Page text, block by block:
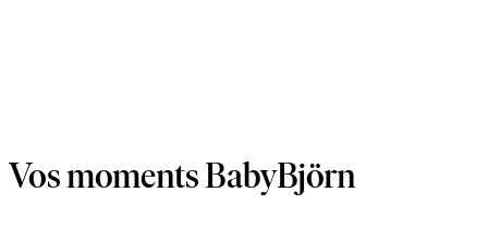
Vos moments BabyBjörn